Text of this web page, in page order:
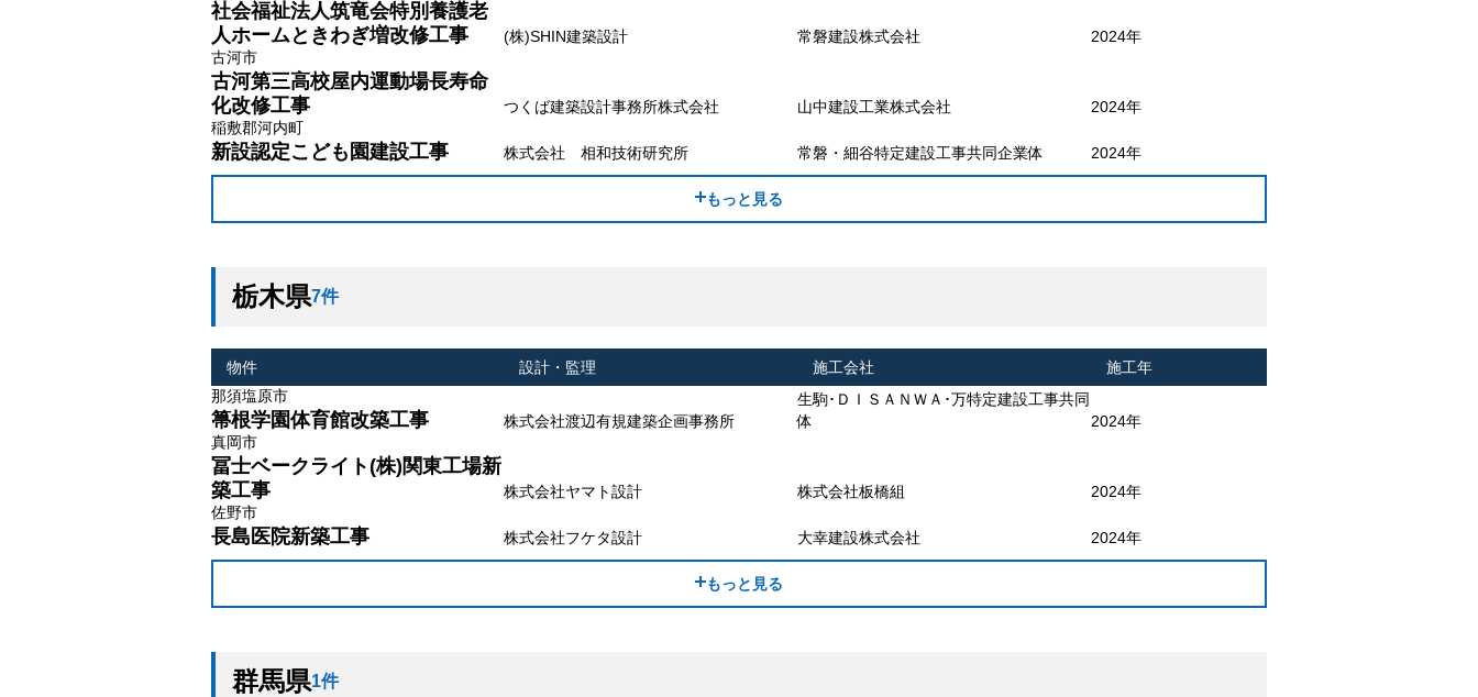
社会福祉法人筑竜会特別養護老
人ホームときわぎ増改修工事
(株)SHIN建築設計 常磐建設株式会社
2024年
古河市
古河第三高校屋内運動場長寿命
化改修工事
つくば建築設計事務所株式会社 山中建設工業株式会社
2024年
稲敷郡河内町
新設認定こども園建設工事 株式会社 相和技術研究所 常磐・細谷特定建設工事共同企業体 2024年
もっと見る
栃木県7件
物件 設計・監理 施工会社
施工年
那須塩原市
箒根学園体育館改築工事 株式会社渡辺有規建築企画事務所
生駒･ＤＩＳＡＮＷＡ･万特定建設工事共同
体
2024年
真岡市
冨士ベークライト(株)関東工場新
築工事
株式会社ヤマト設計 株式会社板橋組
2024年
佐野市
長島医院新築工事 株式会社フケタ設計 大幸建設株式会社 2024年
もっと見る
群馬県1件